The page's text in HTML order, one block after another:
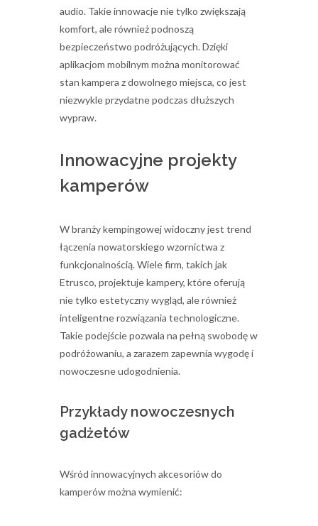
audio. Takie innowacje nie tylko zwiększają
komfort, ale również podnoszą
bezpieczeństwo podróżujących. Dzięki
aplikacjom mobilnym można monitorować
stan kampera z dowolnego miejsca, co jest
niezwykle przydatne podczas dłuższych
wypraw.
Innowacyjne projekty
kamperów
W branży kempingowej widoczny jest trend
łączenia nowatorskiego wzornictwa z
funkcjonalnością. Wiele firm, takich jak
Etrusco, projektuje kampery, które oferują
nie tylko estetyczny wygląd, ale również
inteligentne rozwiązania technologiczne.
Takie podejście pozwala na pełną swobodę w
podróżowaniu, a zarazem zapewnia wygodę i
nowoczesne udogodnienia.
Przykłady nowoczesnych
gadżetów
Wśród innowacyjnych akcesoriów do
kamperów można wymienić: